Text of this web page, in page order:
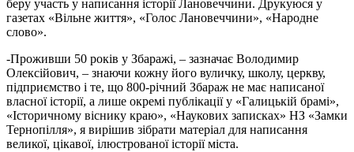
беру участь у написання історії Лановеччини. Друкуюся у
газетах «Вільне життя», «Голос Лановеччини», «Народне
слово».
-Проживши 50 років у Збаражі, – зазначає Володимир
Олексійович, – знаючи кожну його вуличку, школу, церкву,
підприємство і те, що 800-річний Збараж не має написаної
власної історії, а лише окремі публікації у «Галицькій брамі»,
«Історичному віснику краю», «Наукових записках» НЗ «Замки
Тернопілля», я вирішив зібрати матеріал для написання
великої, цікавої, ілюстрованої історії міста.